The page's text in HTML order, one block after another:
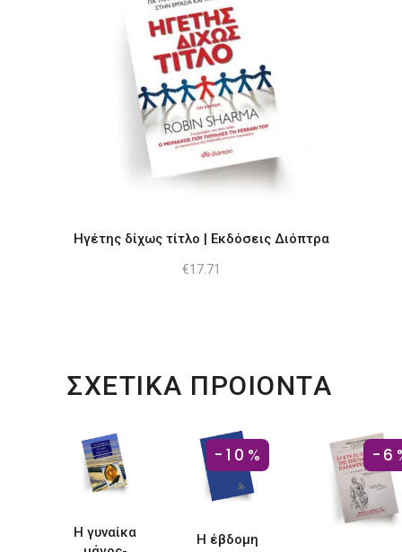
Ηγέτης δίχως τίτλο | Εκδόσεις Διόπτρα
€17.71
ΣΧΕΤΙΚΑ ΠΡΟΙΟΝΤΑ
Η γυναίκα
-10%
Η έβδομη
-